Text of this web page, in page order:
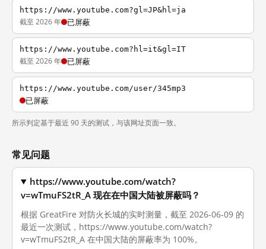
https://www.youtube.com?gl=JP&hl=ja
截至 2026 年 已屏蔽
https://www.youtube.com?hl=it&gl=IT
截至 2026 年 已屏蔽
https://www.youtube.com/user/345mp3
已屏蔽
所示判定基于最近 90 天的测试，与该网址页面一致。
常见问题
https://www.youtube.com/watch?
v=wTmuFS2tR_A 现在在中国大陆被屏蔽吗？
根据 GreatFire 对防火长城的实时测量，截至 2026-06-09 的
最近一次测试，https://www.youtube.com/watch?
v=wTmuFS2tR_A 在中国大陆的屏蔽率为 100%。